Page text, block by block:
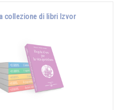
collezione di libri Izvor